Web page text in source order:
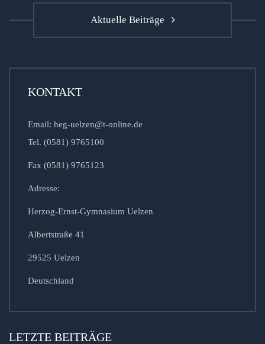
Aktuelle Beiträge
KONTAKT
Email: heg-uelzen@t-online.de
Tel. (0581) 9765100
Fax (0581) 9765123
Adresse:
Herzog-Ernst-Gymnasium Uelzen
Albertstraße 41
29525 Uelzen
Deutschland
LETZTE BEITRÄGE